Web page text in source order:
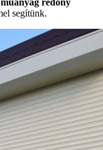
redőny
segítünk.